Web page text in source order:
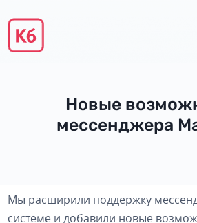
Новые
мессенджера
Мы расширили поддержку
системе и добавили новые